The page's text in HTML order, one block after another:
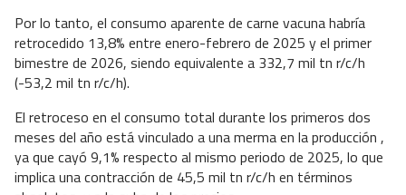
Por lo tanto, el consumo aparente de carne vacuna habría
retrocedido 13,8% entre enero-febrero de 2025 y el primer
bimestre de 2026, siendo equivalente a 332,7 mil tn r/c/h
(-53,2 mil tn r/c/h).
El retroceso en el consumo total durante los primeros dos
meses del año está vinculado a una merma en la producción ,
ya que cayó 9,1% respecto al mismo periodo de 2025, lo que
implica una contracción de 45,5 mil tn r/c/h en términos